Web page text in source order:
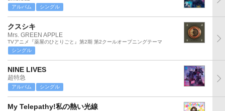
アルバム シングル
クスシキ
Mrs. GREEN APPLE
TVアニメ『薬屋のひとりごと』第2期 第2クールオープニングテーマ
シングル
NINE LIVES
超特急
アルバム シングル
My Telepathy!私の熱い光線